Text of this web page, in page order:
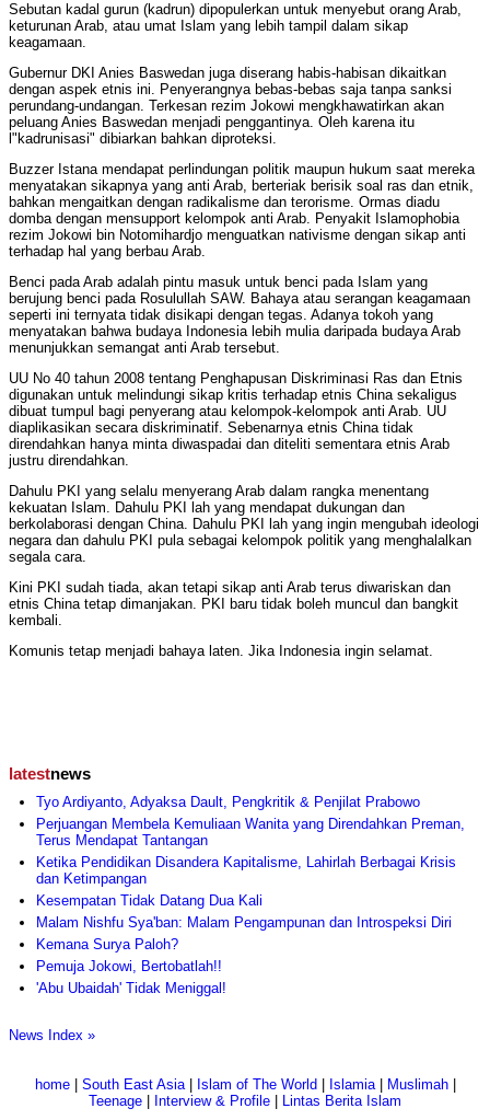
Sebutan kadal gurun (kadrun) dipopulerkan untuk menyebut orang Arab,
keturunan Arab, atau umat Islam yang lebih tampil dalam sikap
keagamaan.
Gubernur DKI Anies Baswedan juga diserang habis-habisan dikaitkan
dengan aspek etnis ini. Penyerangnya bebas-bebas saja tanpa sanksi
perundang-undangan. Terkesan rezim Jokowi mengkhawatirkan akan
peluang Anies Baswedan menjadi penggantinya. Oleh karena itu
l"kadrunisasi" dibiarkan bahkan diproteksi.
Buzzer Istana mendapat perlindungan politik maupun hukum saat mereka
menyatakan sikapnya yang anti Arab, berteriak berisik soal ras dan etnik,
bahkan mengaitkan dengan radikalisme dan terorisme. Ormas diadu
domba dengan mensupport kelompok anti Arab. Penyakit Islamophobia
rezim Jokowi bin Notomihardjo menguatkan nativisme dengan sikap anti
terhadap hal yang berbau Arab.
Benci pada Arab adalah pintu masuk untuk benci pada Islam yang
berujung benci pada Rosulullah SAW. Bahaya atau serangan keagamaan
seperti ini ternyata tidak disikapi dengan tegas. Adanya tokoh yang
menyatakan bahwa budaya Indonesia lebih mulia daripada budaya Arab
menunjukkan semangat anti Arab tersebut.
UU No 40 tahun 2008 tentang Penghapusan Diskriminasi Ras dan Etnis
digunakan untuk melindungi sikap kritis terhadap etnis China sekaligus
dibuat tumpul bagi penyerang atau kelompok-kelompok anti Arab. UU
diaplikasikan secara diskriminatif. Sebenarnya etnis China tidak
direndahkan hanya minta diwaspadai dan diteliti sementara etnis Arab
justru direndahkan.
Dahulu PKI yang selalu menyerang Arab dalam rangka menentang
kekuatan Islam. Dahulu PKI lah yang mendapat dukungan dan
berkolaborasi dengan China. Dahulu PKI lah yang ingin mengubah ideologi
negara dan dahulu PKI pula sebagai kelompok politik yang menghalalkan
segala cara.
Kini PKI sudah tiada, akan tetapi sikap anti Arab terus diwariskan dan
etnis China tetap dimanjakan. PKI baru tidak boleh muncul dan bangkit
kembali.
Komunis tetap menjadi bahaya laten. Jika Indonesia ingin selamat.
latestnews
Tyo Ardiyanto, Adyaksa Dault, Pengkritik & Penjilat Prabowo
Perjuangan Membela Kemuliaan Wanita yang Direndahkan Preman,
Terus Mendapat Tantangan
Ketika Pendidikan Disandera Kapitalisme, Lahirlah Berbagai Krisis
dan Ketimpangan
Kesempatan Tidak Datang Dua Kali
Malam Nishfu Sya'ban: Malam Pengampunan dan Introspeksi Diri
Kemana Surya Paloh?
Pemuja Jokowi, Bertobatlah!!
'Abu Ubaidah' Tidak Meniggal!
News Index »
home| South East Asia| Islam of The World Islamia| Muslimah|
Teenage
Interview & Profile Lintas Berita Islam